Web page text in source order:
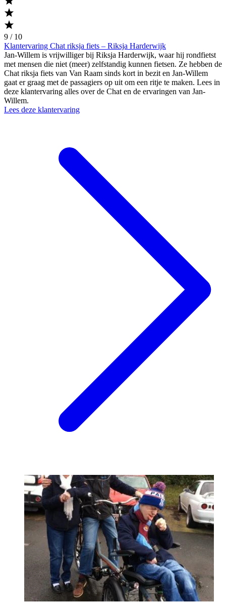
9 / 10
Klantervaring Chat riksja fiets – Riksja Harderwijk
Jan-Willem is vrijwilliger bij Riksja Harderwijk, waar hij rondfietst
met mensen die niet (meer) zelfstandig kunnen fietsen. Ze hebben de
Chat riksja fiets van Van Raam sinds kort in bezit en Jan-Willem
gaat er graag met de passagiers op uit om een ritje te maken. Lees in
deze klantervaring alles over de Chat en de ervaringen van Jan-
Willem.
Lees deze klantervaring